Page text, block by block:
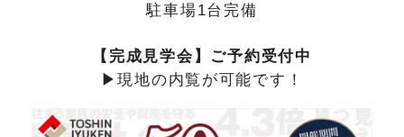
駐車場1台完備
【完成見学会】ご予約受付中
▶現地の内覧が可能です！